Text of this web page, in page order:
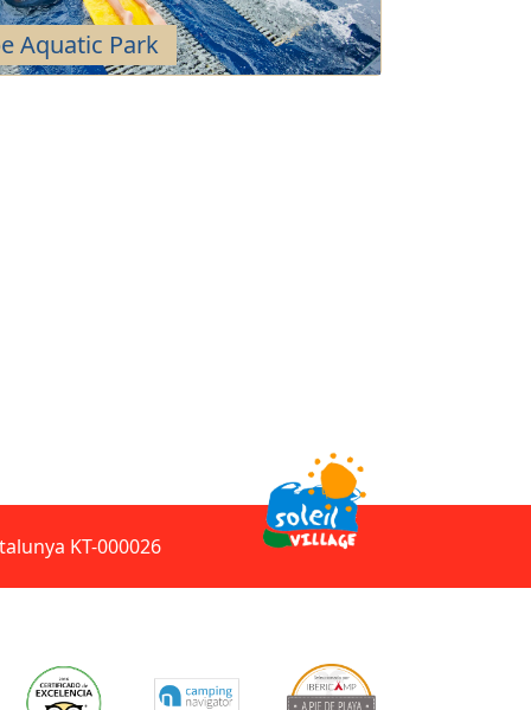
Aquatic Park
KT-000026